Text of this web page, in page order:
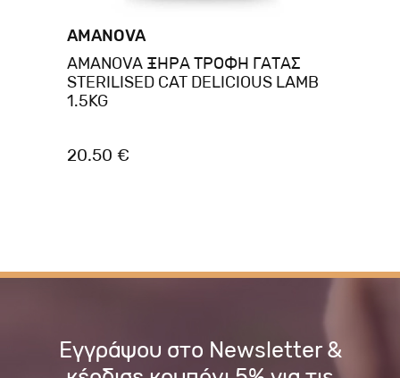
AMANOVA
AMANOVA ΞΗΡΑ ΤΡΟΦΗ ΓΑΤΑΣ
STERILISED CAT DELICIOUS LAMB
1.5KG
20.50 €
Εγγράψου στο Newsletter &